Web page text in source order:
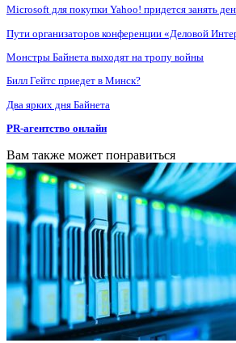
Microsoft для покупки Yahoo! придется занять
Пути организаторов конференции «Деловой
Монстры Байнета выходят на тропу войны
Билл Гейтс приедет в Минск?
Два ярких дня Байнета
PR-агентство онлайн
Вам также может понравиться